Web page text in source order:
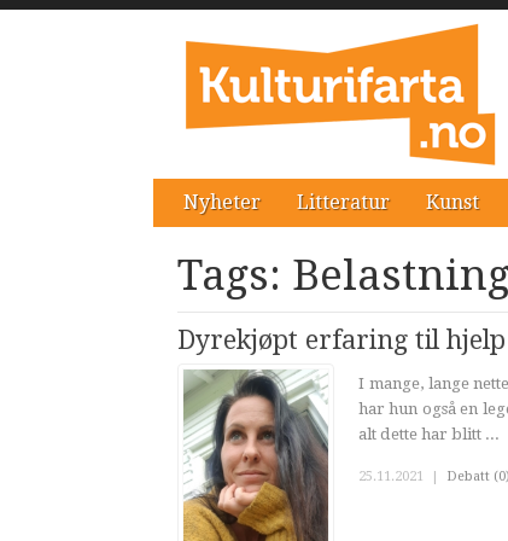
Nyheter Litteratur Kunst
Tags:
Dyrekjøpt erfaring til
I mange, lange
har hun også en
alt dette har blitt ...
25.11.2021 | Debatt (0)